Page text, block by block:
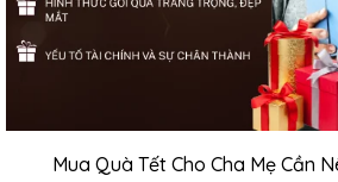
Mua Quà Tết Cho Cha Mẹ Cần